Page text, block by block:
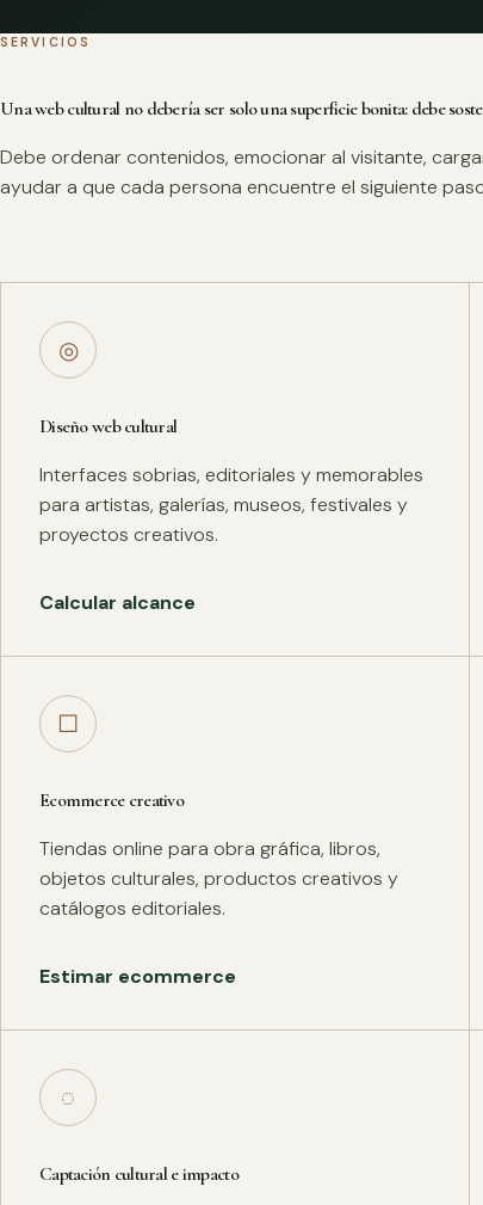
SERVICIOS
Una web cultural no debería ser solo una superficie bonita: debe
Debe ordenar contenidos, emocionar al visitante,
ayudar a que cada persona encuentre el siguiente
◎
Diseño web cultural
Interfaces sobrias, editoriales y memorables
para artistas, galerías, museos, festivales y
proyectos creativos.
Calcular alcance
□
Ecommerce creativo
Tiendas online para obra gráfica, libros,
objetos culturales, productos creativos y
catálogos editoriales.
Estimar ecommerce
◌
Captación cultural e impacto